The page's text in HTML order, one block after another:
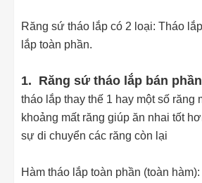
Răng sứ tháo lắp có 2 loại: Tháo
lắp toàn phần.
1. Răng sứ tháo lắp bán
tháo lắp thay thế 1 hay một số răng
khoảng mất răng giúp ăn nhai tốt
sự di chuyển các răng còn lại
Hàm tháo lắp toàn phần (toàn